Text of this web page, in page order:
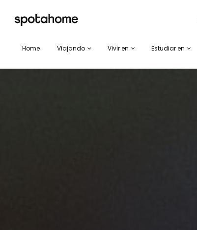
SPOTAHOME
Home Viajando Vivir en Estudiar en